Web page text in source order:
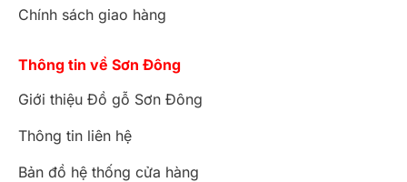
Chính sách giao hàng
Thông tin về Sơn Đông
Giới thiệu Đồ gỗ Sơn Đông
Thông tin liên hệ
Bản đồ hệ thống cửa hàng